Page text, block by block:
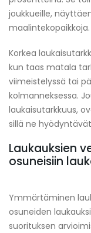
joukkueille,
maalintekopaikkoja.
Korkea
kun taas matala
viimeistelyssä tai
kolmanneksessa.
laukaisutarkkuus,
sillä ne
Laukauksien
osuneisiin
Ymmärtäminen
osuneiden
suorituksen